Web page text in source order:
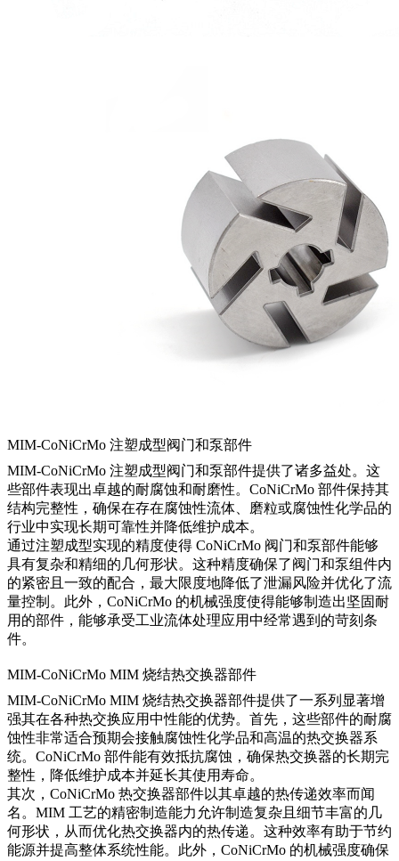
MIM-CoNiCrMo 注塑成型阀门和泵部件
MIM-CoNiCrMo 注塑成型阀门和泵部件提供了诸多益处。这
些部件表现出卓越的耐腐蚀和耐磨性。CoNiCrMo 部件保持其
结构完整性，确保在存在腐蚀性流体、磨粒或腐蚀性化学品的
行业中实现长期可靠性并降低维护成本。
通过注塑成型实现的精度使得 CoNiCrMo 阀门和泵部件能够
具有复杂和精细的几何形状。这种精度确保了阀门和泵组件内
的紧密且一致的配合，最大限度地降低了泄漏风险并优化了流
量控制。此外，CoNiCrMo 的机械强度使得能够制造出坚固耐
用的部件，能够承受工业流体处理应用中经常遇到的苛刻条
件。
MIM-CoNiCrMo MIM 烧结热交换器部件
MIM-CoNiCrMo MIM 烧结热交换器部件提供了一系列显著增
强其在各种热交换应用中性能的优势。首先，这些部件的耐腐
蚀性非常适合预期会接触腐蚀性化学品和高温的热交换器系
统。CoNiCrMo 部件能有效抵抗腐蚀，确保热交换器的长期完
整性，降低维护成本并延长其使用寿命。
其次，CoNiCrMo 热交换器部件以其卓越的热传递效率而闻
名。MIM 工艺的精密制造能力允许制造复杂且细节丰富的几
何形状，从而优化热交换器内的热传递。这种效率有助于节约
能源并提高整体系统性能。此外，CoNiCrMo 的机械强度确保